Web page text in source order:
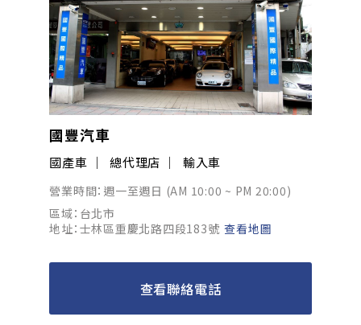
國豐汽車
國產車 總代理店 輸入車
營業時間：週一至週日 (AM 10:00 ~ PM 20:00)
區域：台北市
地址：士林區重慶北路四段183號 查看地圖
查看聯絡電話